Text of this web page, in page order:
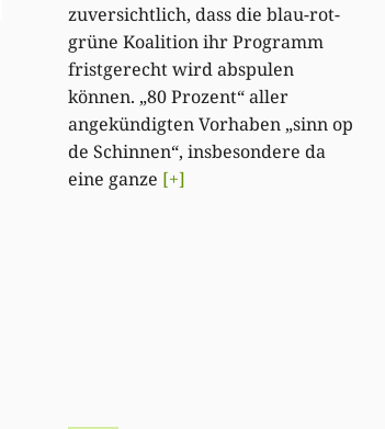
zuversichtlich, dass die blau-rot-
grüne Koalition ihr Programm
fristgerecht wird abspulen
können. „80 Prozent“ aller
angekündigten Vorhaben „sinn op
de Schinnen“, insbesondere da
eine ganze [+]